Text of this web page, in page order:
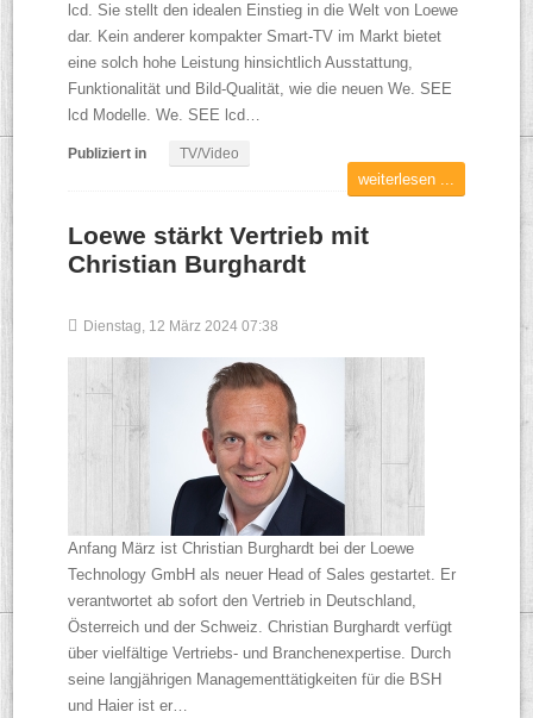
lcd. Sie stellt den idealen Einstieg in die Welt von Loewe
dar. Kein anderer kompakter Smart-TV im Markt bietet
eine solch hohe Leistung hinsichtlich Ausstattung,
Funktionalität und Bild-Qualität, wie die neuen We. SEE
lcd Modelle. We. SEE lcd…
Publiziert in TV/Video
weiterlesen ...
Loewe stärkt Vertrieb mit
Christian Burghardt
Dienstag, 12 März 2024 07:38
Anfang März ist Christian Burghardt bei der Loewe
Technology GmbH als neuer Head of Sales gestartet. Er
verantwortet ab sofort den Vertrieb in Deutschland,
Österreich und der Schweiz. Christian Burghardt verfügt
über vielfältige Vertriebs- und Branchenexpertise. Durch
seine langjährigen Managementtätigkeiten für die BSH
und Haier ist er…